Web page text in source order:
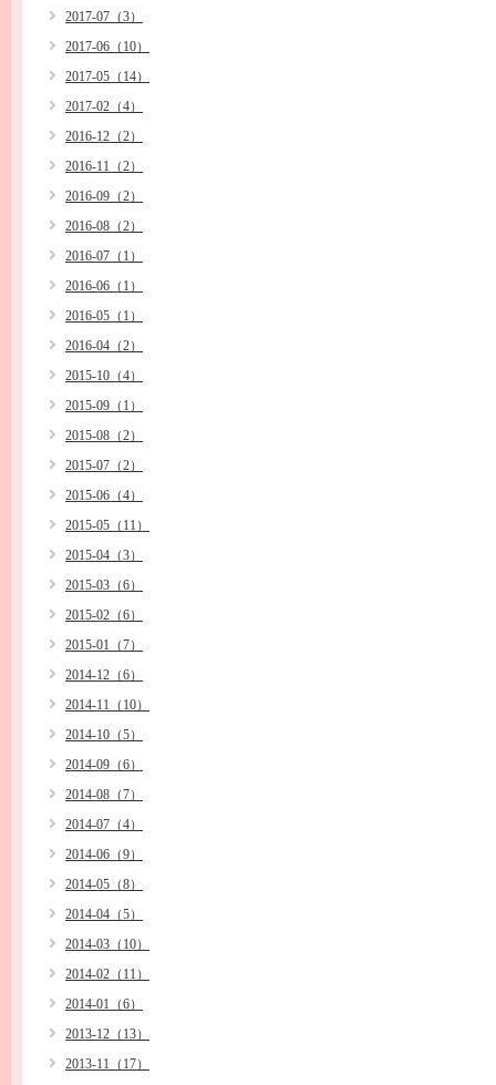
2017-07（3）
2017-06（10）
2017-05（14）
2017-02（4）
2016-12（2）
2016-11（2）
2016-09（2）
2016-08（2）
2016-07（1）
2016-06（1）
2016-05（1）
2016-04（2）
2015-10（4）
2015-09（1）
2015-08（2）
2015-07（2）
2015-06（4）
2015-05（11）
2015-04（3）
2015-03（6）
2015-02（6）
2015-01（7）
2014-12（6）
2014-11（10）
2014-10（5）
2014-09（6）
2014-08（7）
2014-07（4）
2014-06（9）
2014-05（8）
2014-04（5）
2014-03（10）
2014-02（11）
2014-01（6）
2013-12（13）
2013-11（17）